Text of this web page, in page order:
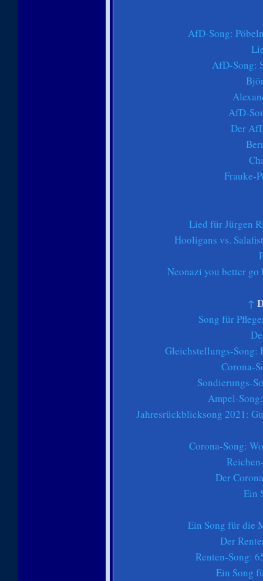
AfD-Song:
AfD-Song:
AfD-
Der
Frauke-
Lied für Jürgen
Hooligans vs.
Neonazi you better
↑
Song für
Gleichstellungs-Song:
Corona-
Sondierungs-
Ampel-
Jahresrückblicksong 2021:
Corona-Song:
Der
Ein
Ein Song für die
Der
Renten-Song:
Ein Song